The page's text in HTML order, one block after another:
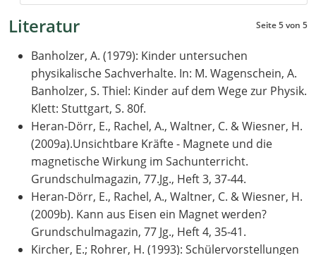
Seite 5 von 5
Literatur
Banholzer, A. (1979): Kinder untersuchen
physikalische Sachverhalte. In: M. Wagenschein, A.
Banholzer, S. Thiel: Kinder auf dem Wege zur Physik.
Klett: Stuttgart, S. 80f.
Heran-Dörr, E., Rachel, A., Waltner, C. & Wiesner, H.
(2009a).Unsichtbare Kräfte - Magnete und die
magnetische Wirkung im Sachunterricht.
Grundschulmagazin, 77.Jg., Heft 3, 37-44.
Heran-Dörr, E., Rachel, A., Waltner, C. & Wiesner, H.
(2009b). Kann aus Eisen ein Magnet werden?
Grundschulmagazin, 77 Jg., Heft 4, 35-41.
Kircher, E.; Rohrer, H. (1993): Schülervorstellungen